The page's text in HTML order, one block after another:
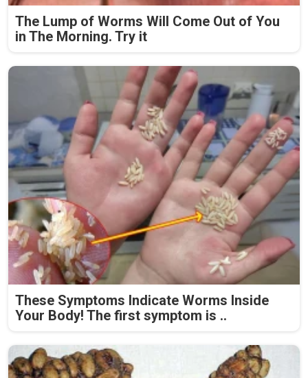
The Lump of Worms Will Come Out of You
in The Morning. Try it
These Symptoms Indicate Worms Inside
Your Body! The first symptom is ..